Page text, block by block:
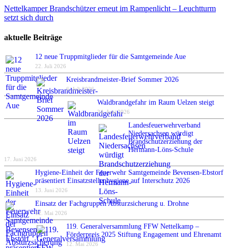
Nettelkamper Brandschützer erneut im Rampenlicht – Leuchtturm
setzt sich durch
aktuelle Beiträge
12 neue Truppmitglieder für die Samtgemeinde Aue
22. Juli 2026
Kreisbrandmeister-Brief Sommer 2026
6. Juli 2026
Waldbrandgefahr im Raum Uelzen steigt
24. Juni 2026
Landesfeuerwehrverband
Niedersachsen würdigt
Brandschutzerziehung der
Hermann-Löns-Schule
17. Juni 2026
Hygiene-Einheit der Feuerwehr Samtgemeinde Bevensen-Ebstorf
präsentiert Einsatzstellenhygiene auf Interschutz 2026
13. Juni 2026
Einsatz der Fachgruppen Absturzsicherung u. Drohne
12. Mai 2026
119. Generalversammlung FFW Nettelkamp –
Förderpreis 2025 Stiftung Engagement und Ehrenamt
12. Mai 2026